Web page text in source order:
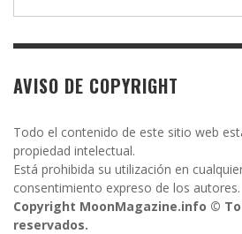
AVISO DE COPYRIGHT
Todo el contenido de este sitio web
propiedad intelectual.
Está prohibida su utilización en
consentimiento expreso de los autores.
Copyright MoonMagazine.info ©
reservados.